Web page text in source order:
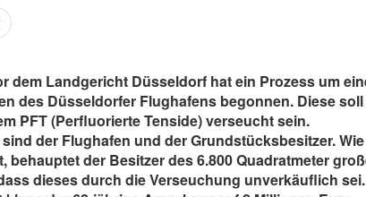
dem Landgericht Düsseldorf hat ein Prozess um
des Düsseldorfer Flughafens begonnen. Diese
PFT (Perfluorierte Tenside) verseucht sein.
der Flughafen und der Grundstücksbesitzer. Wie
behauptet der Besitzer des 6.800 Quadratmeter
dieses durch die Verseuchung unverkäuflich